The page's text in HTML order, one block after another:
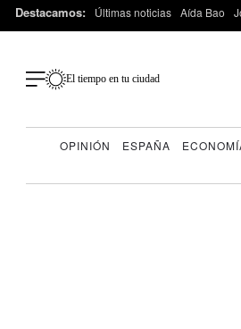
Destacamos: Últimas noticias Aída Bao
El tiempo en tu ciudad
OPINIÓN ESPAÑA